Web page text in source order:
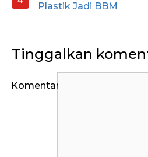
Plastik Jadi BBM
Tinggalkan
Komentar